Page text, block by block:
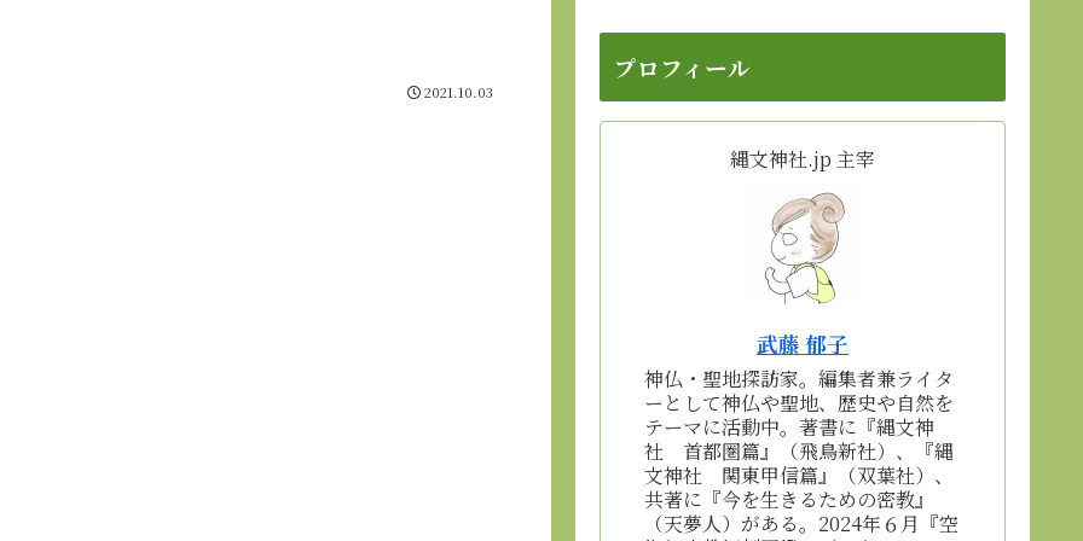
2021.10.03
プロフィール
縄文神社.jp 主宰
武藤 郁子
神仏・聖地探訪家。編集者兼ライタ
ーとして神仏や聖地、歴史や自然を
テーマに活動中。著書に『縄文神
社 首都圏篇』（飛鳥新社）、『縄
文神社 関東甲信篇』（双葉社）、
共著に『今を生きるための密教』
（天夢人）がある。2024年６月『空